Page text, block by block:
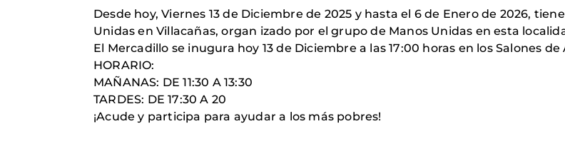
Desde hoy, Viernes 13 de Diciembre de 2025 y hasta el 6 de Enero de 2026,
Unidas en Villacañas, organ izado por el grupo de Manos Unidas en esta
El Mercadillo se inugura hoy 13 de Diciembre a las 17:00 horas en los Salones
HORARIO:
MAÑANAS: DE 11:30 A 13:30
TARDES: DE 17:30 A 20
¡Acude y participa para ayudar a los más pobres!